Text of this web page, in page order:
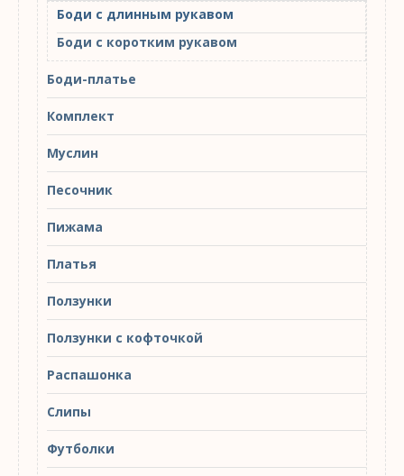
Боди с длинным рукавом
Боди с коротким рукавом
Боди-платье
Комплект
Муслин
Песочник
Пижама
Платья
Ползунки
Ползунки с кофточкой
Распашонка
Слипы
Футболки